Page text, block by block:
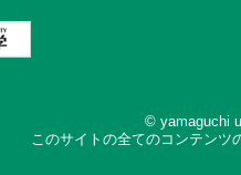
© yamaguchi
このサイトの全てのコンテンツ